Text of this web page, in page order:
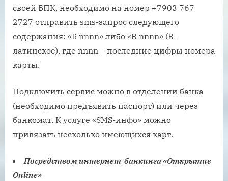
своей БПК, необходимо на номер +7903 767
2727 отправить sms-запрос следующего
содержания: «Б nnnn» либо «B nnnn» (B-
латинское), где nnnn – последние цифры номера
карты.
Подключить сервис можно в отделении банка
(необходимо предъявить паспорт) или через
банкомат. К услуге «SMS-инфо» можно
привязать несколько имеющихся карт.
Посредством интернет-банкинга «Открытие
Online»